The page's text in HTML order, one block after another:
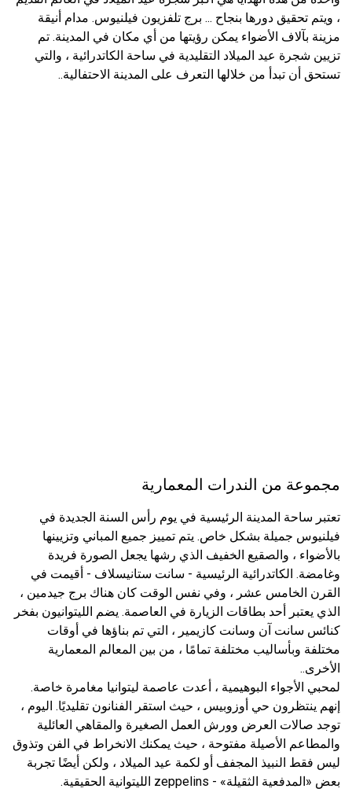
، ويتم تحقيق دورها بنجاح ... برج تلفزيون فيلنيوس. مدام أنيقة
مزينة بآلاف الأضواء يمكن رؤيتها من أي مكان في المدينة. تم
تزيين شجرة عيد الميلاد التقليدية في ساحة الكاتدرائية ، والتي
تستحق أن تبدأ من خلالها التعرف على المدينة الاحتفالية..
مجموعة من الندرات المعمارية
تعتبر ساحة المدينة الرئيسية في يوم رأس السنة الجديدة في
فيلنيوس جميلة بشكل خاص. يتم تمييز جميع المباني وتزيينها
بالأضواء ، والصقيع الخفيف الذي رشها يجعل الصورة فريدة
وغامضة. الكاتدرائية الرئيسية - سانت ستانيسلاف - أقيمت في
القرن الخامس عشر ، وفي نفس الوقت كان هناك برج جيدمين ،
الذي يعتبر أحد بطاقات الزيارة في العاصمة. يضم الليتوانيون بفخر
كنائس سانت آن وسانت كازيمير ، التي تم بناؤها في أوقات
مختلفة وبأساليب مختلفة تمامًا ، من بين المعالم المعمارية
الأخرى..
لمحبي الأجواء البوهيمية ، أعدت عاصمة ليتوانيا مغامرة خاصة.
إنهم ينتظرون حي أوزوبيس ، حيث استقر الفنانون تقليديًا. اليوم ،
توجد صالات العرض وورش العمل الصغيرة والمقاهي العائلية
والمطاعم الأصيلة مفتوحة ، حيث يمكنك الانخراط في الفن وتذوق
ليس فقط النبيذ المجفف أو لكمة عيد الميلاد ، ولكن أيضًا تجربة
بعض «المدفعية الثقيلة» - zeppelins الليتوانية الحقيقية.